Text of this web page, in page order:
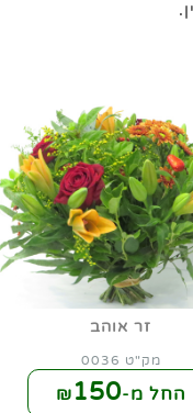
זר אוהב
מק"ט 0036
החל מ-₪150